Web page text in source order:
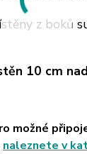
z boků
10 cm
možné
naleznete v